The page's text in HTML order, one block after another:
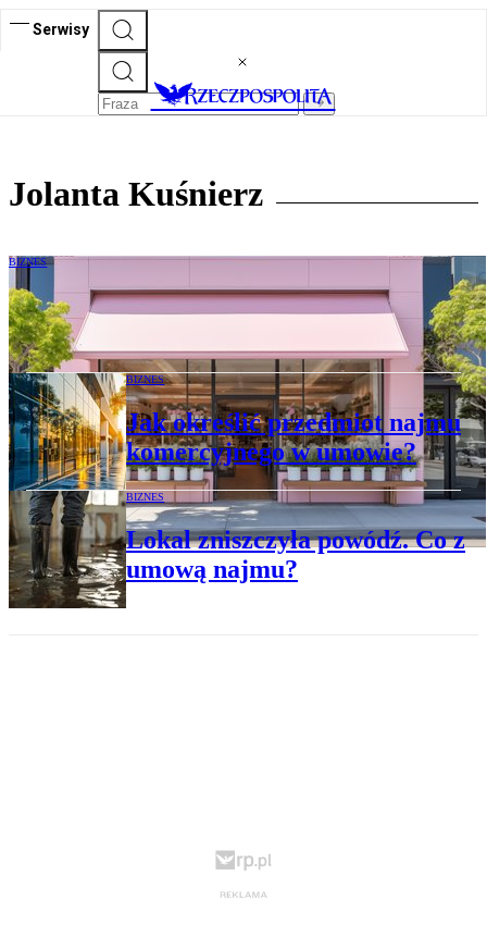
Serwisy
Jolanta Kuśnierz
BIZNES
Prawa i obowiązki stron najmu
komercyjnego
BIZNES
Jak określić przedmiot najmu
komercyjnego w umowie?
BIZNES
Lokal zniszczyła powódź. Co z
umową najmu?